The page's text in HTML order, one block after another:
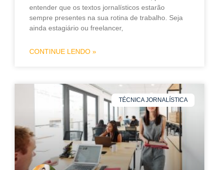
entender que os textos jornalísticos estarão
sempre presentes na sua rotina de trabalho. Seja
ainda estagiário ou freelancer,
CONTINUE LENDO »
TÉCNICA JORNALÍSTICA